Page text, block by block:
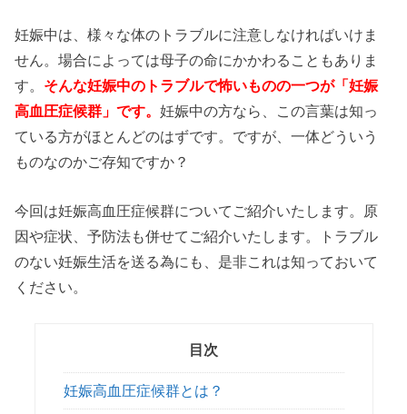
妊娠中は、様々な体のトラブルに注意しなければいけま
せん。場合によっては母子の命にかかわることもありま
す。 そんな妊娠中のトラブルで怖いものの一つが「妊娠
高血圧症候群」です。妊娠中の方なら、この言葉は知っ
ている方がほとんどのはずです。ですが、一体どういう
ものなのかご存知ですか？
今回は妊娠高血圧症候群についてご紹介いたします。原
因や症状、予防法も併せてご紹介いたします。トラブル
のない妊娠生活を送る為にも、是非これは知っておいて
ください。
目次
妊娠高血圧症候群とは？